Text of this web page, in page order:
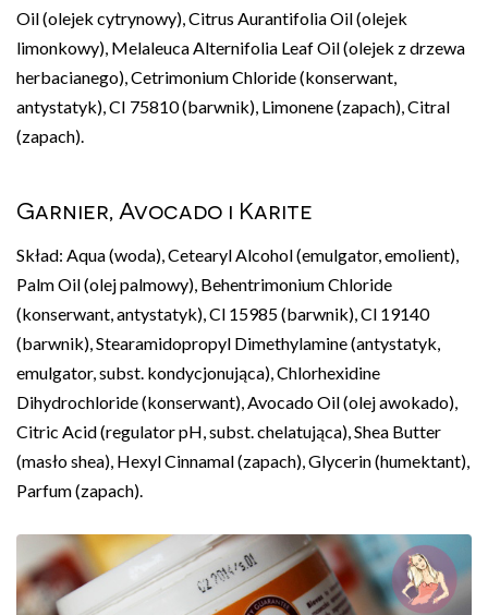
Oil (olejek cytrynowy), Citrus Aurantifolia Oil (olejek
limonkowy), Melaleuca Alternifolia Leaf Oil (olejek z drzewa
herbacianego), Cetrimonium Chloride (konserwant,
antystatyk), CI 75810 (barwnik), Limonene (zapach), Citral
(zapach).
Garnier, Avocado i Karite
Skład: Aqua (woda), Cetearyl Alcohol (emulgator, emolient),
Palm Oil (olej palmowy), Behentrimonium Chloride
(konserwant, antystatyk), Cl 15985 (barwnik), Cl 19140
(barwnik), Stearamidopropyl Dimethylamine (antystatyk,
emulgator, subst. kondycjonująca), Chlorhexidine
Dihydrochloride (konserwant), Avocado Oil (olej awokado),
Citric Acid (regulator pH, subst. chelatująca), Shea Butter
(masło shea), Hexyl Cinnamal (zapach), Glycerin (humektant),
Parfum (zapach).